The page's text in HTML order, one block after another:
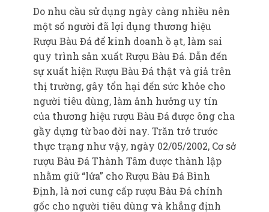
Do nhu cầu sử dụng ngày càng nhiều nên
một số người đã lợi dụng thương hiệu
Rượu Bàu Đá để kinh doanh ồ ạt, làm sai
quy trình sản xuất Rượu Bàu Đá. Dẫn đến
sự xuất hiện Rượu Bàu Đá thật và giả trên
thị trường, gây tổn hại đến sức khỏe cho
người tiêu dùng, làm ảnh hưởng uy tín
của thương hiệu rượu Bàu Đá được ông cha
gầy dựng từ bao đời nay. Trăn trở trước
thực trạng như vậy, ngày 02/05/2002, Cơ sở
rượu Bàu Đá Thành Tâm được thành lập
nhằm giữ “lửa” cho Rượu Bàu Đá Bình
Định, là nơi cung cấp rượu Bàu Đá chính
gốc cho người tiêu dùng và khẳng định